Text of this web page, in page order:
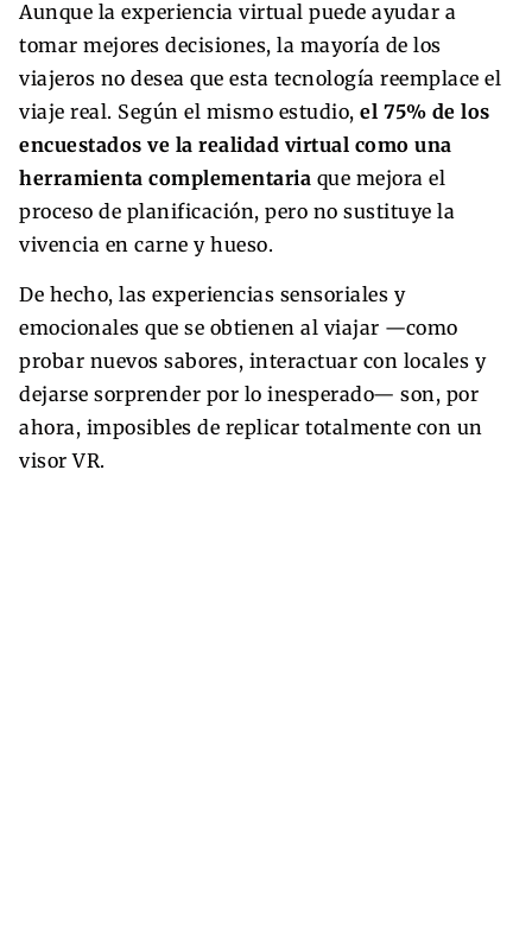
Aunque la experiencia virtual puede ayudar a
tomar mejores decisiones, la mayoría de los
viajeros no desea que esta tecnología reemplace el
viaje real. Según el mismo estudio, el 75% de los
encuestados ve la realidad virtual como una
herramienta complementaria que mejora el
proceso de planificación, pero no sustituye la
vivencia en carne y hueso.
De hecho, las experiencias sensoriales y
emocionales que se obtienen al viajar —como
probar nuevos sabores, interactuar con locales y
dejarse sorprender por lo inesperado— son, por
ahora, imposibles de replicar totalmente con un
visor VR.